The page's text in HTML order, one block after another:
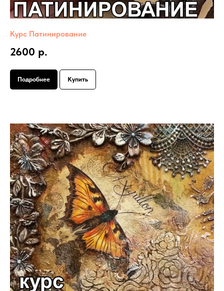
Курс Патинирование
2600 р.
Подробнее Купить